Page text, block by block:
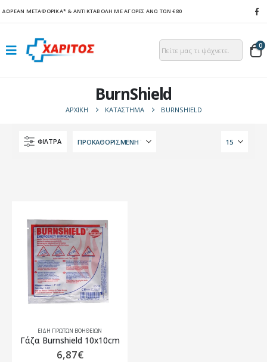
ΔΩΡΕΑΝ ΜΕΤΑΦΟΡΙΚΑ* & ΑΝΤΙΚΤΑΒΟΛΗ ΜΕ ΑΓΟΡΕΣ ΑΝΩ ΤΩΝ €80
0
BurnShield
ΑΡΧΙΚΉ ΚΑΤΆΣΤΗΜΑ BURNSHIELD
ΦΙΛΤΡΑ
ΕΙΔΗ ΠΡΩΤΩΝ ΒΟΗΘΕΙΩΝ
Γάζα Burnshield 10x10cm
6,87€